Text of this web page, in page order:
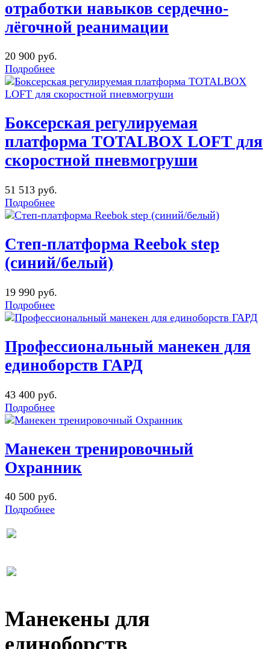
отработки навыков сердечно-
лёгочной реанимации
20 900 руб.
Подробнее
Боксерская регулируемая
платформа TOTALBOX LOFT для
скоростной пневмогруши
51 513 руб.
Подробнее
Степ-платформа Reebok step
(синий/белый)
19 990 руб.
Подробнее
Профессиональный манекен для
единоборств ГАРД
43 400 руб.
Подробнее
Манекен тренировочный
Охранник
40 500 руб.
Подробнее
Манекены для